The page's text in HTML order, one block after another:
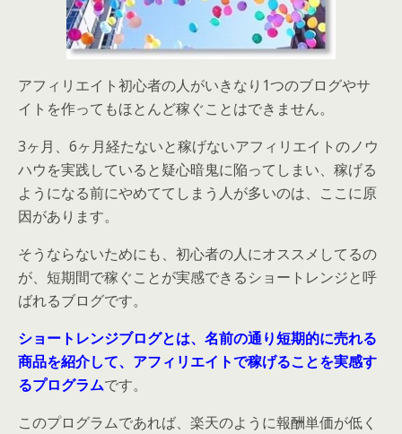
アフィリエイト初心者の人がいきなり1つのブログやサ
イトを作ってもほとんど稼ぐことはできません。
3ヶ月、6ヶ月経たないと稼げないアフィリエイトのノウ
ハウを実践していると疑心暗鬼に陥ってしまい、稼げる
ようになる前にやめててしまう人が多いのは、ここに原
因があります。
そうならないためにも、初心者の人にオススメしてるの
が、短期間で稼ぐことが実感できるショートレンジと呼
ばれるブログです。
ショートレンジブログとは、名前の通り短期的に売れる
商品を紹介して、アフィリエイトで稼げることを実感す
るプログラムです。
このプログラムであれば、楽天のように報酬単価が低く